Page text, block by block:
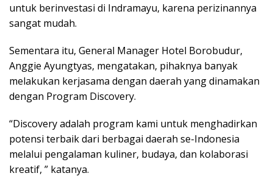
untuk berinvestasi di Indramayu, karena perizinannya
sangat mudah.
Sementara itu, General Manager Hotel Borobudur,
Anggie Ayungtyas, mengatakan, pihaknya banyak
melakukan kerjasama dengan daerah yang dinamakan
dengan Program Discovery.
“Discovery adalah program kami untuk menghadirkan
potensi terbaik dari berbagai daerah se-Indonesia
melalui pengalaman kuliner, budaya, dan kolaborasi
kreatif, ” katanya.